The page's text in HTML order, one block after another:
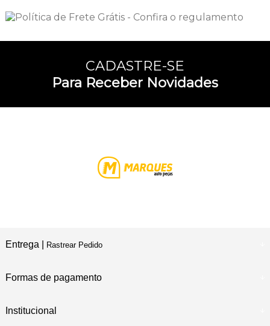
CADASTRE-SE
Para Receber Novidades
Entrega | Rastrear Pedido
Formas de pagamento
Institucional